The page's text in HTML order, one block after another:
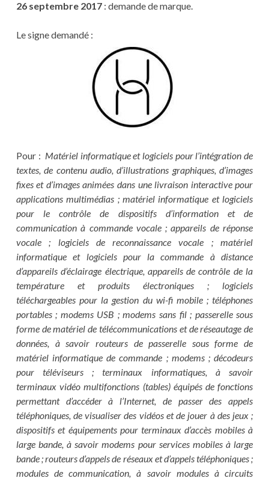
26 septembre 2017: demande de marque.
Le signe demandé :
Pour : Matériel informatique et logiciels pour l’intégration de
textes, de contenu audio, d’illustrations graphiques, d’images
fixes et d’images animées dans une livraison interactive pour
applications multimédias ; matériel informatique et logiciels
pour le contrôle de dispositifs d’information et de
communication à commande vocale ; appareils de réponse
vocale ; logiciels de reconnaissance vocale ; matériel
informatique et logiciels pour la commande à distance
d’appareils d’éclairage électrique, appareils de contrôle de la
température et produits électroniques ; logiciels
téléchargeables pour la gestion du wi-fi mobile ; téléphones
portables ; modems USB ; modems sans fil ; passerelle sous
forme de matériel de télécommunications et de réseautage de
données, à savoir routeurs de passerelle sous forme de
matériel informatique de commande ; modems ; décodeurs
pour téléviseurs ; terminaux informatiques, à savoir
terminaux vidéo multifonctions (tables) équipés de fonctions
permettant d’accéder à l’Internet, de passer des appels
téléphoniques, de visualiser des vidéos et de jouer à des jeux ;
dispositifs et équipements pour terminaux d’accès mobiles à
large bande, à savoir modems pour services mobiles à large
bande ; routeurs d’appels de réseaux et d’appels téléphoniques ;
modules de communication, à savoir modules à circuits